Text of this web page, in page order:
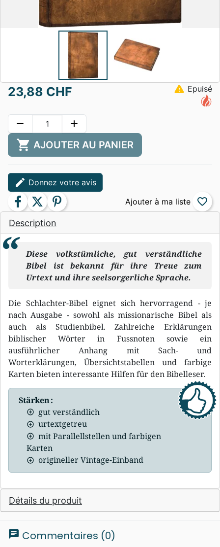
Description
Diese volkstümliche, gut verständliche
Bibel ist bekannt für ihre Treue zum
Urtext und ihre seelsorgerliche Sprache.
Die Schlachter-Bibel eignet sich hervorragend - je
nach Ausgabe - sowohl als missionarische Bibel als
auch als Studienbibel. Zahlreiche Erklärungen
biblischer Wörter in Fussnoten sowie ein
ausführlicher Anhang mit Sach- und
Worterklärungen, Übersichtstabellen und farbige
Karten bieten interessante Hilfen für den Bibelleser.
Stärken :
gut verständlich
urtextgetreu
mit Parallellstellen und farbigen
Karten
origineller Vintage-Einband
Détails du produit
23,88 CHF warning Epuisé
remove add
shopping_cart AJOUTER AU PANIER
edit Donnez votre avis
facebook twitter pinterest favorite_border
chat Commentaires (0)